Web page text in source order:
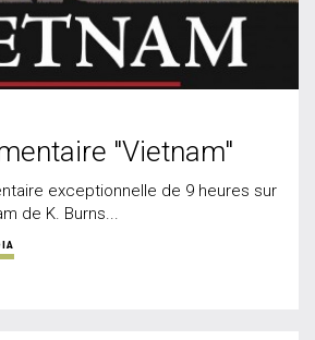
"Vietnam"
exceptionnelle de 9 heures sur
de K. Burns...